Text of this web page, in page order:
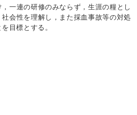
一連の研修のみならず，生涯の糧とし
会性を理解し，また採血事故等の対処
目標とする。